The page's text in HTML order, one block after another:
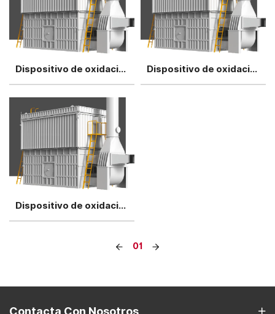
Dispositivo de oxidación térmica regenerativa RT40 Dispositivo de oxidación térmica regenerativa RT70
Dispositivo de oxidación térmica regenerativa RT100
01